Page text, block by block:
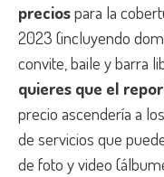
preciospara la
2023 (incluyendo
convite, baile y barra
quieres que el
precio ascendería a los
de servicios que
de foto y video